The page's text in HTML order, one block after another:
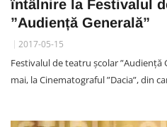
întâlnire la Festivalul
”Audiență Generală”
2017-05-15
Festivalul de teatru școlar ”Audiență
mai, la Cinematograful ”Dacia”, din